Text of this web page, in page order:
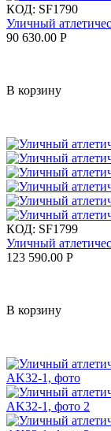
КОД: SF1790
Уличный
90 630.00 Р
В корзину
КОД: SF1799
Уличный
123 590.00 Р
В корзину